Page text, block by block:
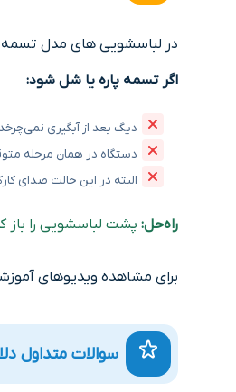
در لباسشویی ‌های مدل تسمه
اگر تسمه پاره یا شل شود:
دیگ بعد از آبگیری نمی‌چرخد
دستگاه در همان مرحله
البته در این حالت صدای
راه‌حل: پشت لباسشویی را
برای مشاهده ویدیوهای
سوالات متداول